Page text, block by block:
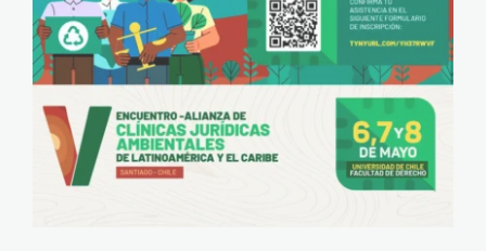
alianza-clinicas-
juridicas